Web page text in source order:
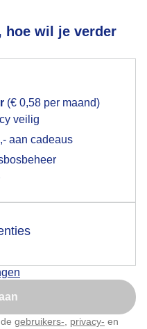
hoe wil je verder
(€ 0,58 per maand)
veilig
aan cadeaus
gebruikers- privacy- en
geen wind
het strand van
van vandaag is
is.
voor het
op hebt gegeven,
uit je browser waarin
de popup
later
te passen